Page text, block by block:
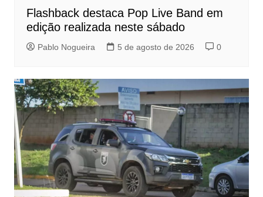
Flashback destaca Pop Live Band em
edição realizada neste sábado
Pablo Nogueira 5 de agosto de 2026 0